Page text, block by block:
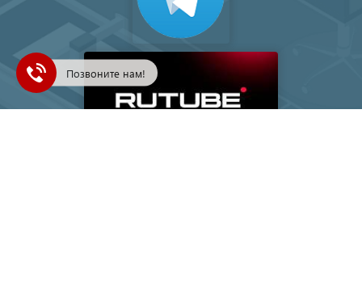
Позвоните нам!